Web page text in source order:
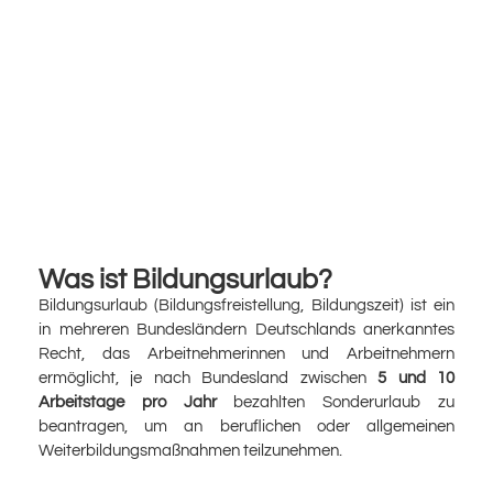
Was ist Bildungsurlaub?
Bildungsurlaub (Bildungsfreistellung, Bildungszeit) ist ein
in mehreren Bundesländern Deutschlands anerkanntes
Recht, das Arbeitnehmerinnen und Arbeitnehmern
ermöglicht, je nach Bundesland zwischen5 und 10
Arbeitstage pro Jahrbezahlten Sonderurlaub zu
beantragen, um an beruflichen oder allgemeinen
Weiterbildungsmaßnahmen teilzunehmen.